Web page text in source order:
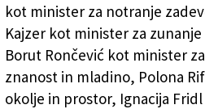
kot minister za notranje
Kajzer kot minister za
Borut Rončević kot minister
znanost in mladino, Polona
okolje in prostor, Ignacija